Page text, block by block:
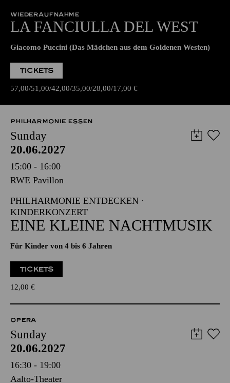
WIEDERAUFNAHME
LA FANCIULLA DEL WEST
Giacomo Puccini (Das Mädchen aus dem Goldenen Westen)
TICKETS
57,00 51,00 42,00 35,00 28,00 17,00 €
PHILHARMONIE ESSEN
Sunday
20.06.2027
15:00 - 16:00
RWE Pavillon
PHILHARMONIE ENTDECKEN ·
KINDERKONZERT
EINE KLEINE NACHTMUSIK
Für Kinder von 4 bis 6 Jahren
TICKETS
12,00 €
OPERA
Sunday
20.06.2027
16:30 - 19:00
Aalto-Theater